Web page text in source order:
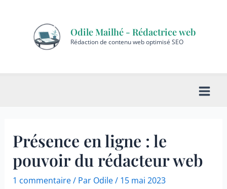
Odile Mailhé - Rédactrice web
Rédaction de contenu web optimisé SEO
Main
Présence en ligne : le
pouvoir du rédacteur web
1 commentaire/ Par Odile/ 15 mai 2023